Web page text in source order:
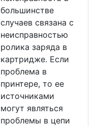
большинстве
случаев связана с
неисправностью
ролика заряда в
картридже. Если
проблема в
принтере, то ее
источниками
могут являться
проблемы в цепи